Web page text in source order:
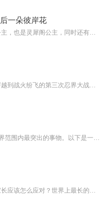
一朵彼岸花